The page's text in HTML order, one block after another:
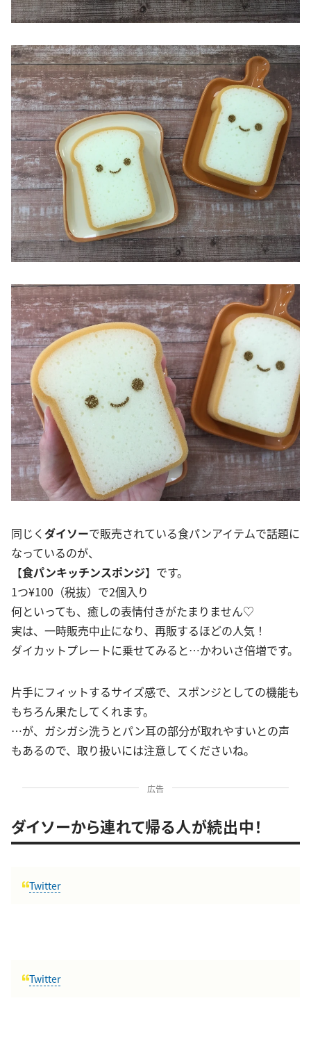
同じく ダイソーで販売されている食パンアイテムで話題に
なっているのが、
【食パンキッチンスポンジ】です。
1つ¥100（税抜）で2個入り
何といっても、癒しの表情付きがたまりません♡
実は、一時販売中止になり、再販するほどの人気！
ダイカットプレートに乗せてみると…かわいさ倍増です。
片手にフィットするサイズ感で、スポンジとしての機能も
もちろん果たしてくれます。
…が、ガシガシ洗うとパン耳の部分が取れやすいとの声
もあるので、取り扱いには注意してくださいね。
広告
ダイソーから連れて帰る人が続出中！
Twitter
Twitter